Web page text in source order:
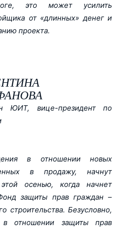
это может усилить
от «длинных» денег и
проекта.
ЮИТ, вице-президент по
в отношении новых
в продажу, начнут
осенью, когда начнет
защиты прав граждан –
строительства. Безусловно,
отношении защиты прав